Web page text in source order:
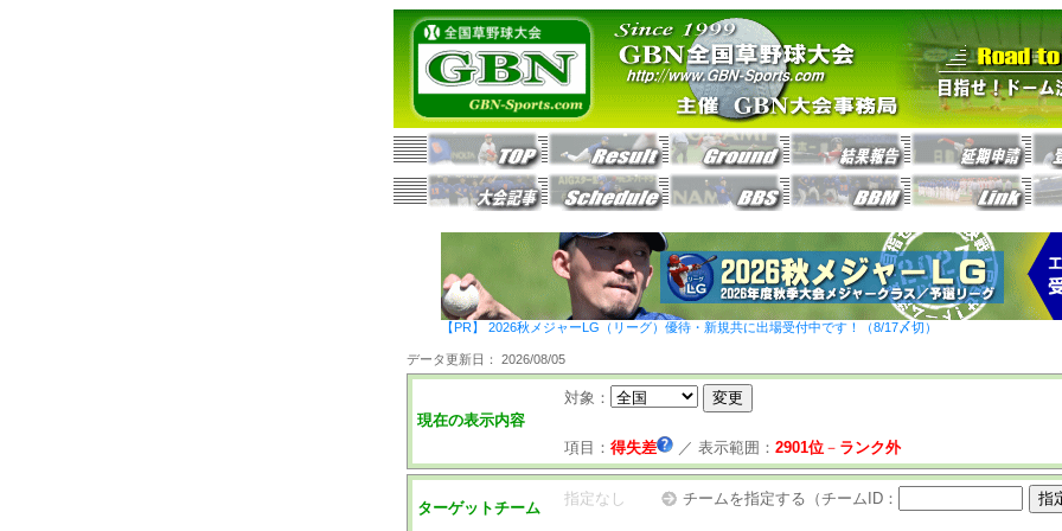
【PR】 2026秋メジャーLG（リーグ）優待・新規共に出場受付中です！（8/17〆切）
データ更新日： 2026/08/05
現在の表示内容
対象：
項目： 得失差 ／ 表示範囲： 2901位－ ランク外
ターゲットチーム
指定なし チームを指定する（チームID：